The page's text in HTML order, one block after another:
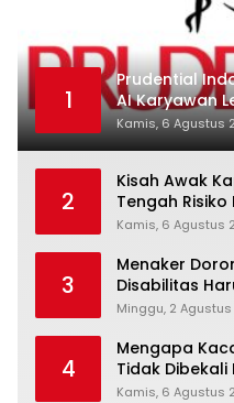
1
Prudential
AI Karyawan
Kamis, 6 Agustus
2
Kisah Awak
Tengah
Kamis, 6 Agustus
3
Menaker
Disabilitas
Setara
Minggu, 2 Agustus
4
Mengapa
Tidak Dibekali
Kamis, 6 Agustus